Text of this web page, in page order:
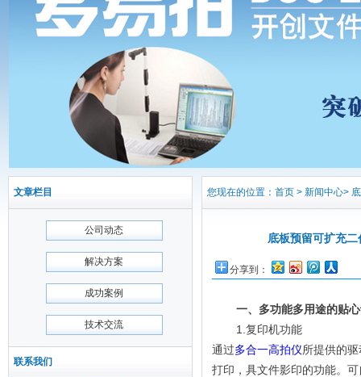
文章栏目
公司动态
解决方案
成功案例
技术交流
联系我们
您现在的位置：首页 > 新闻中心>
底板预留可扩充
分享到：
一、多功能多用途的贴
1.复印机功能
通过多合一高拍仪所提供的
打印，具文件影印的功能。